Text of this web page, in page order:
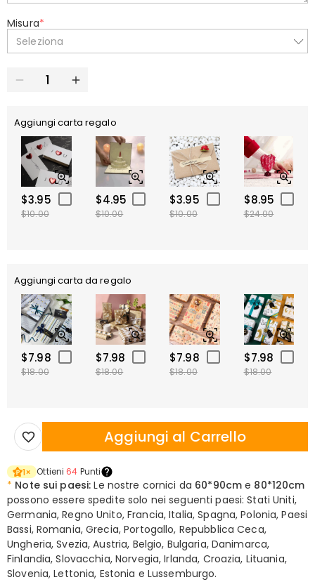
Misura*
Seleziona
Aggiungi carta regalo
$3.95
$10.00
$4.95
$10.00
$3.95
$10.00
$8.95
$24.00
Aggiungi carta da regalo
$7.98
$18.00
$7.98
$18.00
$7.98
$18.00
$7.98
$18.00
Aggiungi al Carrello
1× Ottieni 64 Punti
* Note sui paesi:Le nostre cornici da 60*90cm e 80*120cm
possono essere spedite solo nei seguenti paesi: Stati Uniti,
Germania, Regno Unito, Francia, Italia, Spagna, Polonia, Paesi
Bassi, Romania, Grecia, Portogallo, Repubblica Ceca,
Ungheria, Svezia, Austria, Belgio, Bulgaria, Danimarca,
Finlandia, Slovacchia, Norvegia, Irlanda, Croazia, Lituania,
Slovenia, Lettonia, Estonia e Lussemburgo.